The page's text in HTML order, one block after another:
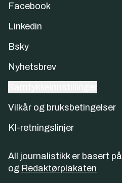
Facebook
Linkedin
Bsky
Nyhetsbrev
Vilkår og bruksbetingelser
KI-retningslinjer
All journalistikk er basert på
og Redaktørplakaten